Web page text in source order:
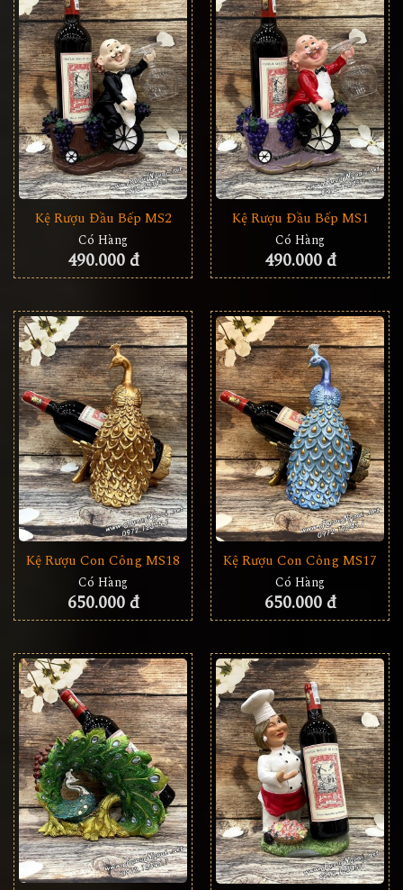
Kệ Rượu Đầu Bếp MS2
Có Hàng
490.000 đ
Kệ Rượu Đầu Bếp MS1
Có Hàng
490.000 đ
Kệ Rượu Con Công MS18
Có Hàng
650.000 đ
Kệ Rượu Con Công MS17
Có Hàng
650.000 đ